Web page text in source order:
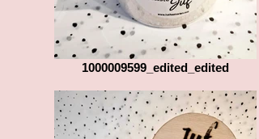
1000009599_edited_edited